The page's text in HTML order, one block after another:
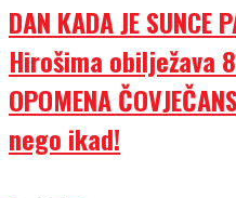
DAN KADA JE SUNCE
Hirošima obilježava
OPOMENA
nego ikad!